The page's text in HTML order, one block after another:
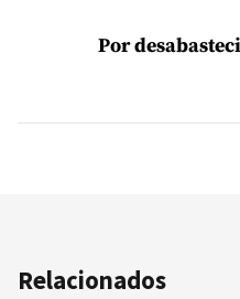
Por
Relacionados